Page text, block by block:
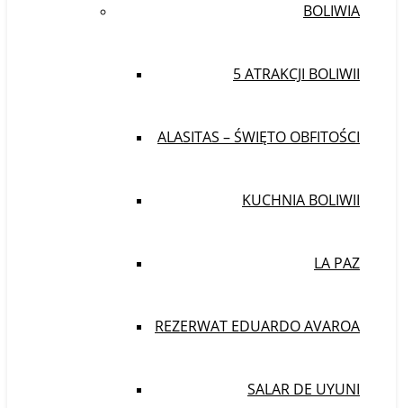
BOLIWIA
5 ATRAKCJI BOLIWII
ALASITAS – ŚWIĘTO OBFITOŚCI
KUCHNIA BOLIWII
LA PAZ
REZERWAT EDUARDO AVAROA
SALAR DE UYUNI